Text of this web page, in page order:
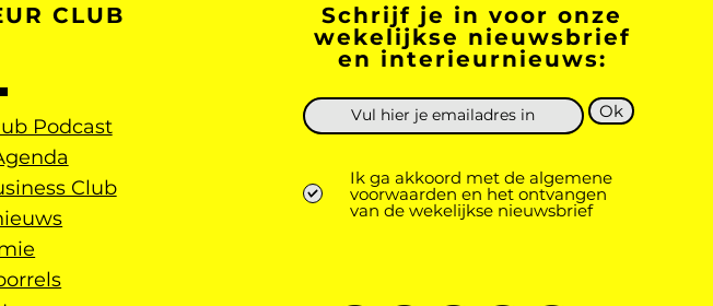
CLUB
Podcast
Club
Schrijf je in voor onze
wekelijkse nieuwsbrief
en interieurnieuws:
Ok
Ik ga akkoord met de algemene
voorwaarden en het ontvangen
van de wekelijkse nieuwsbrief